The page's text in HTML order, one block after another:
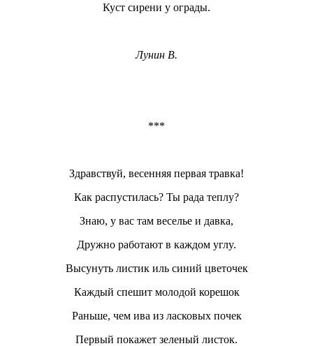
Куст сирени у ограды.
Лунин В.
***
Здравствуй, весенняя первая травка!
Как распустилась? Ты рада теплу?
Знаю, y вас там веселье и давка,
Дружно работают в каждом yглy.
Высyнyть листик иль синий цветочек
Каждый спешит молодой корешок
Раньше, чем ива из ласковых почек
Первый покажет зеленый листок.